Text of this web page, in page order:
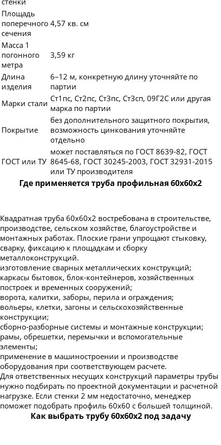
Площадь
поперечного
сечения
4,57 кв. см
Масса 1
погонного
метра
3,59 кг
Длина
изделия
6–12 м, конкретную длину уточняйте по
партии
Марки стали Ст1пс, Ст2пс, Ст3пс, Ст3сп, 09Г2С или другая
марка по партии
Покрытие
без дополнительного защитного покрытия,
возможность цинкования уточняйте
отдельно
ГОСТ или ТУ
может поставляться по ГОСТ 8639-82, ГОСТ
8645-68, ГОСТ 30245-2003, ГОСТ 32931-2015
или ТУ производителя
Где применяется труба профильная 60х60х2
Квадратная труба 60х60х2 востребована в строительстве,
производстве, сельском хозяйстве, благоустройстве и
монтажных работах. Плоские грани упрощают стыковку,
сварку, фиксацию к площадкам и сборку
металлоконструкций.
изготовление сварных металлических конструкций;
каркасы бытовок, блок-контейнеров, хозяйственных
построек и временных сооружений;
ворота, калитки, заборы, перила и ограждения;
вольеры, клетки, загоны и сельскохозяйственные
конструкции;
сборно-разборные системы и монтажные конструкции;
рамы, обрешетки, перемычки и вспомогательные
элементы;
применение в машиностроении и производстве
оборудования при соответствующем расчете.
Для ответственных несущих конструкций параметры трубы
нужно подбирать по проектной документации и расчетной
нагрузке. Если стенки 2 мм недостаточно, менеджер
поможет подобрать профиль 60х60 с большей толщиной.
Как выбрать трубу 60х60х2 под задачу